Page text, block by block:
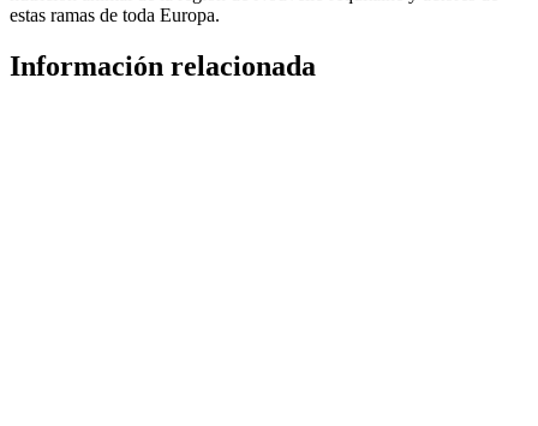
estas ramas de toda Europa.
Información relacionada